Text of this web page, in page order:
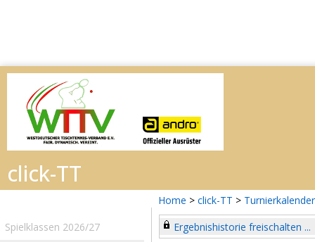
Home > click-TT > Turnierkalender
Spielklassen 2026/27
Ergebnishistorie freischalten ...